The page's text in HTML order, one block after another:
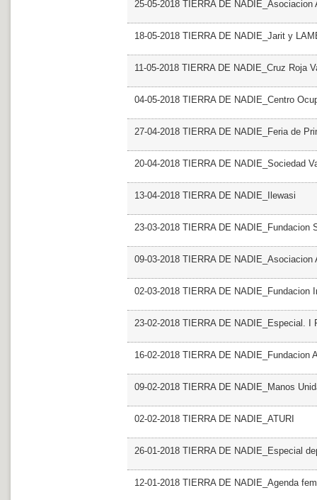
25-05-2018 TIERRA DE
18-05-2018 TIERRA DE NADIE_Jarit y
11-05-2018 TIERRA DE NADIE_Cruz Roja
04-05-2018 TIERRA DE NADIE_Centro
27-04-2018 TIERRA DE NADIE_Feria de
20-04-2018 TIERRA DE NADIE_Sociedad
13-04-2018 TIERRA DE NADIE_Ilewasi
23-03-2018 TIERRA DE NADIE_Fundacion
09-03-2018 TIERRA DE NADIE_Asociacion
02-03-2018 TIERRA DE NADIE_Fundacion
23-02-2018 TIERRA DE NADIE_Especial. I
16-02-2018 TIERRA DE NADIE_Fundacion
09-02-2018 TIERRA DE NADIE_Manos
02-02-2018 TIERRA DE NADIE_ATURI
26-01-2018 TIERRA DE NADIE_Especial
12-01-2018 TIERRA DE NADIE_Agenda